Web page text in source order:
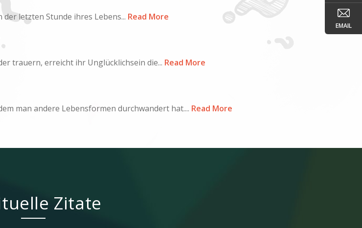
letzten Stunde ihres Lebens... Read More
trauern, erreicht ihr Unglücklichsein die... Read More
man andere Lebensformen durchwandert hat.... Read More
Zitate
EMAIL